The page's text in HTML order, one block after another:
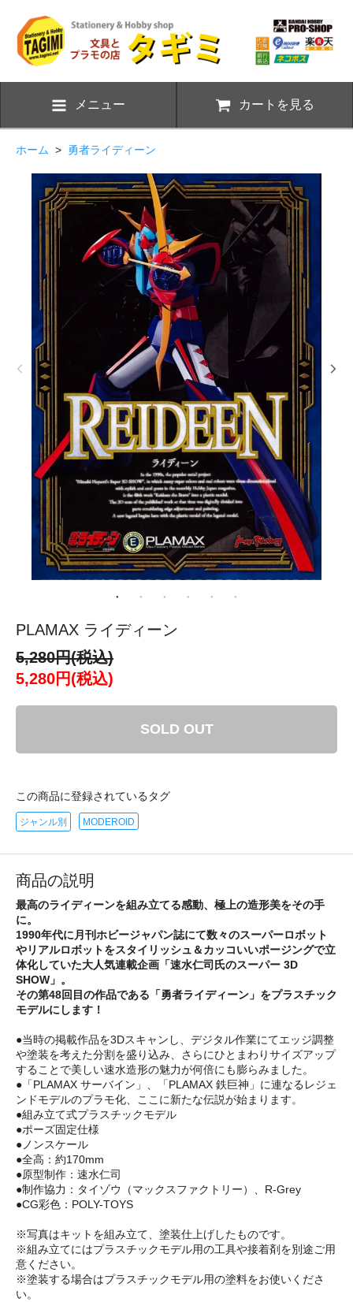
メニュー カートを見る
ホーム > 勇者ライディーン
PLAMAX ライディーン
5,280円(税込)
5,280円(税込)
SOLD OUT
この商品に登録されているタグ
ジャンル別 MODEROID
商品の説明
最高のライディーンを組み立てる感動、極上の造形美をその手
に。
1990年代に月刊ホビージャパン誌にて数々のスーパーロボット
やリアルロボットをスタイリッシュ＆カッコいいポージングで立
体化していた大人気連載企画「速水仁司氏のスーパー 3D
SHOW」。
その第48回目の作品である「勇者ライディーン」をプラスチック
モデルにします！
●当時の掲載作品を3Dスキャンし、デジタル作業にてエッジ調整
や塗装を考えた分割を盛り込み、さらにひとまわりサイズアップ
することで美しい速水造形の魅力が何倍にも膨らみました。
●「PLAMAX サーバイン」、「PLAMAX 鉄巨神」に連なるレジェ
ンドモデルのプラモ化、ここに新たな伝説が始まります。
●組み立て式プラスチックモデル
●ポーズ固定仕様
●ノンスケール
●全高：約170mm
●原型制作：速水仁司
●制作協力：タイゾウ（マックスファクトリー）、R-Grey
●CG彩色：POLY-TOYS
※写真はキットを組み立て、塗装仕上げしたものです。
※組み立てにはプラスチックモデル用の工具や接着剤を別途ご用
意ください。
※塗装する場合はプラスチックモデル用の塗料をお使いくださ
い。